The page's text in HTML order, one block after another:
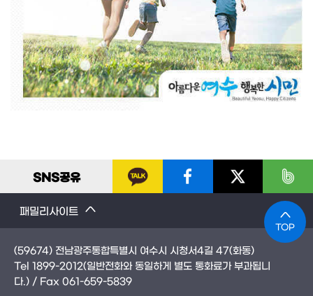
SNS공유
패밀리사이트
TOP
(59674) 전남광주통합특별시 여수시 시청서4길 47(화동)
Tel 1899-2012(일반전화와 동일하게 별도 통화료가 부과됩니
다.) / Fax 061-659-5839